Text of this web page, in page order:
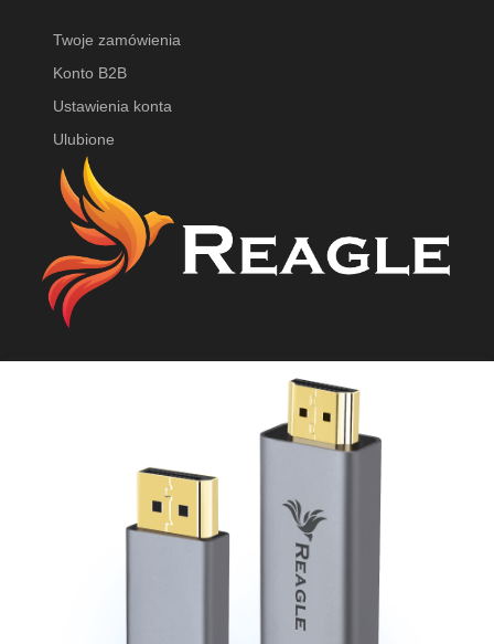
Twoje zamówienia
Konto B2B
Ustawienia konta
Ulubione
☎︎ +48 781 301 898
Produkty w koszyku: 0. Zobacz